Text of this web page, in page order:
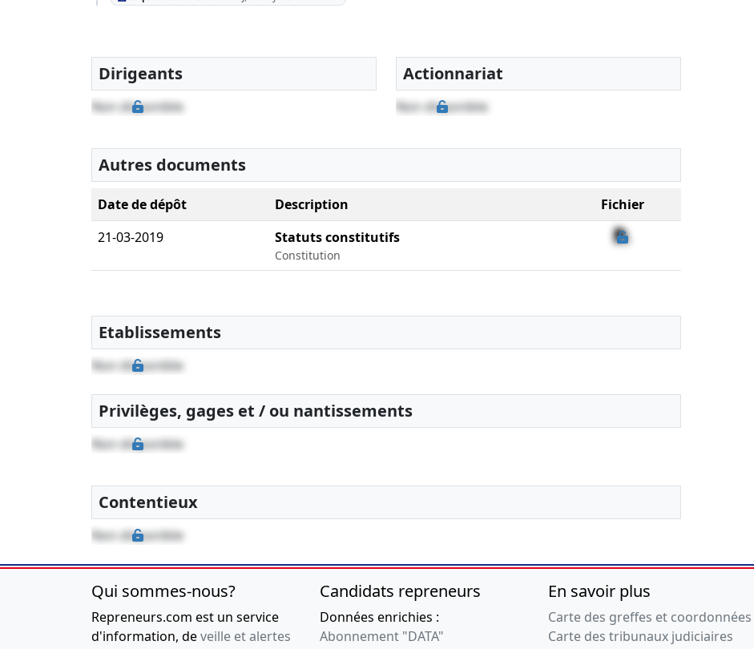
Dirigeants
Non disponible
Actionnariat
Non disponible
Autres documents
Date de dépôt Description
Fichier
21-03-2019
Statuts constitutifs
Constitution
Etablissements
Non disponible
Privilèges, gages et / ou nantissements
Non disponible
Contentieux
Non disponible
Qui sommes-nous?
Repreneurs.com est un service
d'information, deveille et alertes
Candidats repreneurs
Données enrichies :
Abonnement "DATA"
En savoir plus
Carte des greffes et coordonnées
Carte des tribunaux judiciaires